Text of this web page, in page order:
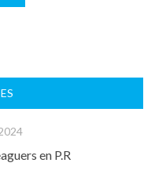
en P.R